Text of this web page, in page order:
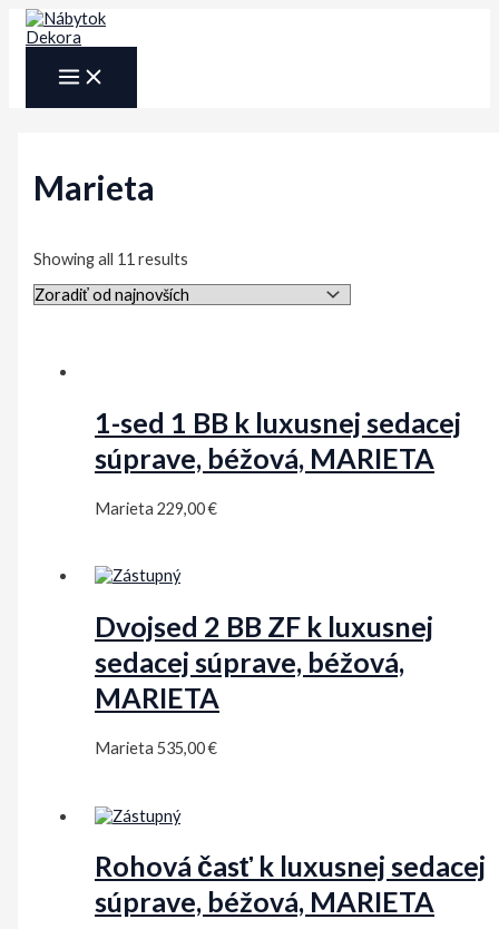
Preskočiť
MAIN
MENU
Marieta
Showing all 11 results
latest
1-sed 1 BB k luxusnej sedacej
súprave, béžová, MARIETA
Marieta229,00€
Dvojsed 2 BB ZF k luxusnej
sedacej súprave, béžová,
MARIETA
Marieta535,00€
Rohová časť k luxusnej sedacej
súprave, béžová, MARIETA